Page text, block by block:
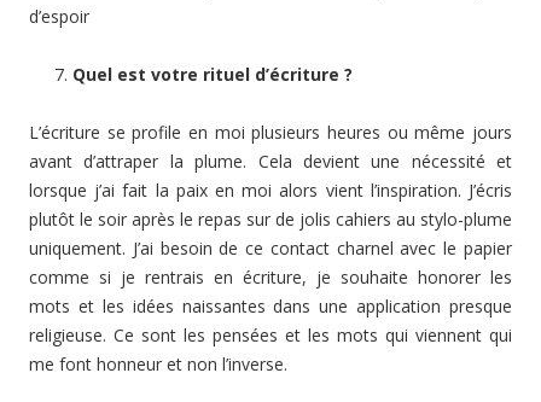
d’espoir
Quel est votre rituel d’écriture ?
L’écriture se profile en moi plusieurs heures ou même jours
avant d’attraper la plume. Cela devient une nécessité et
lorsque j’ai fait la paix en moi alors vient l’inspiration. J’écris
plutôt le soir après le repas sur de jolis cahiers au stylo-plume
uniquement. J’ai besoin de ce contact charnel avec le papier
comme si je rentrais en écriture, je souhaite honorer les
mots et les idées naissantes dans une application presque
religieuse. Ce sont les pensées et les mots qui viennent qui
me font honneur et non l’inverse.